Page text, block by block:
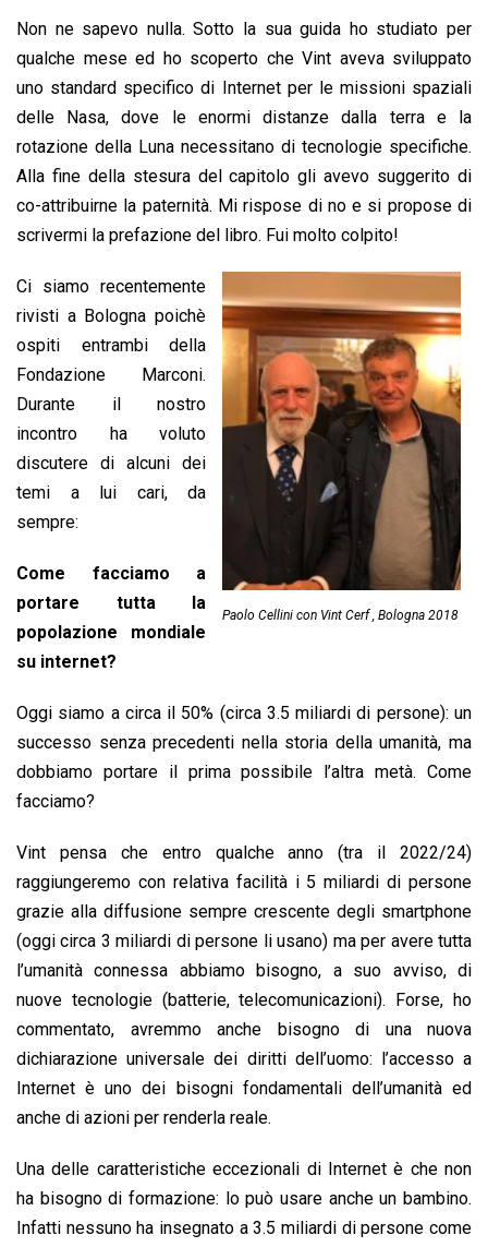
Non ne sapevo nulla. Sotto la sua guida ho studiato per
qualche mese ed ho scoperto che Vint aveva sviluppato
uno standard specifico di Internet per le missioni spaziali
delle Nasa, dove le enormi distanze dalla terra e la
rotazione della Luna necessitano di tecnologie specifiche.
Alla fine della stesura del capitolo gli avevo suggerito di
co-attribuirne la paternità. Mi rispose di no e si propose di
scrivermi la prefazione del libro. Fui molto colpito!
Paolo Cellini con Vint Cerf , Bologna 2018
Ci siamo recentemente
rivisti a Bologna poichè
ospiti entrambi della
Fondazione Marconi.
Durante il nostro
incontro ha voluto
discutere di alcuni dei
temi a lui cari, da
sempre:
Come facciamo a
portare tutta la
popolazione mondiale
su internet?
Oggi siamo a circa il 50% (circa 3.5 miliardi di persone): un
successo senza precedenti nella storia della umanità, ma
dobbiamo portare il prima possibile l’altra metà. Come
facciamo?
Vint pensa che entro qualche anno (tra il 2022/24)
raggiungeremo con relativa facilità i 5 miliardi di persone
grazie alla diffusione sempre crescente degli smartphone
(oggi circa 3 miliardi di persone li usano) ma per avere tutta
l’umanità connessa abbiamo bisogno, a suo avviso, di
nuove tecnologie (batterie, telecomunicazioni). Forse, ho
commentato, avremmo anche bisogno di una nuova
dichiarazione universale dei diritti dell’uomo: l’accesso a
Internet è uno dei bisogni fondamentali dell’umanità ed
anche di azioni per renderla reale.
Una delle caratteristiche eccezionali di Internet è che non
ha bisogno di formazione: lo può usare anche un bambino.
Infatti nessuno ha insegnato a 3.5 miliardi di persone come